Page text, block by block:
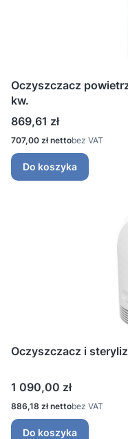
Oczyszczacz
kw.
Cena
869,61 zł
Cena
707,00 zł bez VAT
Do koszyka
Oczyszczacz i
Cena
1 090,00 zł
Cena
886,18 zł bez VAT
Do koszyka